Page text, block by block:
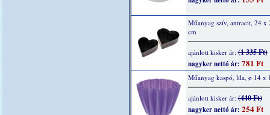
Műanyag szív, antracit, 24 x
cm
ajánlott kisker ár:(1 335 Ft)
nagyker nettó ár: 781 Ft
Műanyag kaspó, lila, ø 14 x
ajánlott kisker ár:(440 Ft)
nagyker nettó ár: 254 Ft